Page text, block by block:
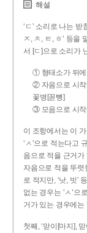
해설
‘ㄷ’ 소리로 나는
ㅈ, ㅊ, ㅌ, ㅎ’ 등을
서 [ㄷ]으로 소리가
① 형태소가 뒤에
② 자음으로 시작
꽃병[꼳뼝]
③ 모음으로 시작
이 조항에서는 이
‘ㅅ’으로 적는다고
음으로 적을 근거가
자음으로 적을 뚜렷
로 적지만, ‘낫, 빗’
없는 경우는 ‘ㅅ’으
거가 있는 경우에는
첫째, ‘맏이[마지], 맏